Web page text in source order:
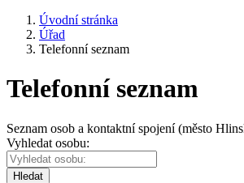
Úvodní stránka
Úřad
Telefonní seznam
Telefonní seznam
Seznam osob a kontaktní spojení (město
Vyhledat osobu:
Hledat